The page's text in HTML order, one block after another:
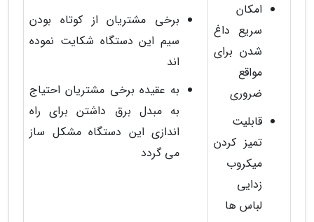
امکان
سریع داغ
شدن برای
مواقع
ضروری
قابلیت
تمیز کردن
میکروب
زدایی
لباس ها
برخی مشتریان از کوتاه بودن
سیم این دستگاه شکایت نموده
اند
به عقیده برخی مشتریان احتیاج
به مبدل برق داشتن برای راه
اندازی این دستگاه مشکل ساز
می گردد